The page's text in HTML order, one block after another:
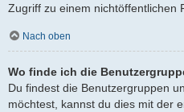
Zugriff zu einem nichtöffentlichen
Nach oben
Wo finde ich die
Du findest die Benutzergruppen
möchtest, kannst du dies mit der